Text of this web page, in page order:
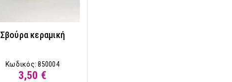
Σβούρα κεραμική
Κωδικός:850004
3,50 €